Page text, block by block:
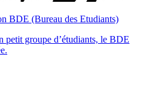
BDE (Bureau des Etudiants)
petit groupe d’étudiants, le BDE